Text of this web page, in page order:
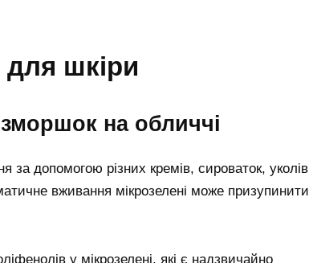
для шкіри
на обличчі
за допомогою різних кремів, сироваток, уколів
вживання мікрозелені може призупинити
у мікрозелені, які є надзвичайно